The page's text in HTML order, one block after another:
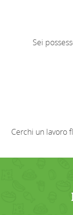
Sei
Cerchi un lavoro